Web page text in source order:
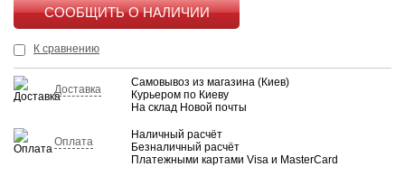
К сравнению
Доставка
Самовывоз из магазина (Киев)
Курьером по Киеву
На склад Новой почты
Оплата
Наличный расчёт
Безналичный расчёт
Платежными картами Visa и MasterCard